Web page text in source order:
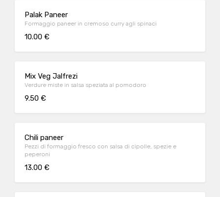
Palak Paneer
Formaggio paneer in cremoso curry agli spinaci
10.00 €
Mix Veg Jalfrezi
Verdure miste in salsa speziata al pomodoro
9.50 €
Chili paneer
Pezzi di formaggio fresco con salsa di cipolle, spezie e
peperoni
13.00 €